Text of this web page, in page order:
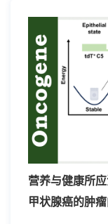
营养与健康所
甲状腺癌的肿